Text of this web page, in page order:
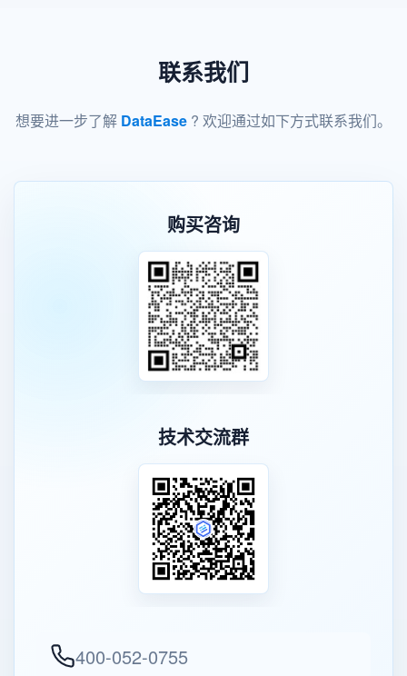
联系我们
想要进一步了解 DataEase ? 欢迎通过如下方式联系我们。
购买咨询
技术交流群
400-052-0755